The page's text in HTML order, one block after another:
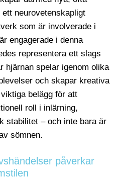
neurovetenskapligt
som är involverade i
engagerade i denna
representera ett slags
hjärnan spelar igenom olika
och skapar kreativa
belägg för att
roll i inlärning,
stabilitet – och inte bara är
sömnen.
påverkar